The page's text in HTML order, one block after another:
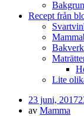
Recept från
Bakverk
Lite
Publicerad
den
23 juni, 2017
av Mamma